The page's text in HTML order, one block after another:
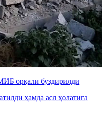
орқали буздирилди
ҳамда асл ҳолатига